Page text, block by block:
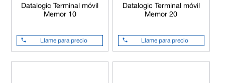
Datalogic Terminal móvil
Memor 10
Llame para precio
Datalogic Terminal móvil
Memor 20
Llame para precio